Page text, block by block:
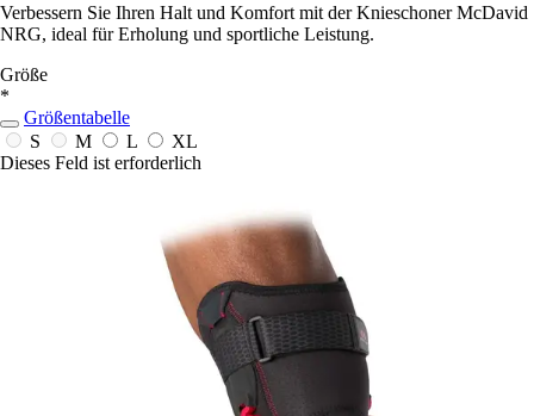
Verbessern Sie Ihren Halt und Komfort mit der Knieschoner McDavid
NRG, ideal für Erholung und sportliche Leistung.
Größe
*
Größentabelle
S
M L
XL
Dieses Feld ist erforderlich